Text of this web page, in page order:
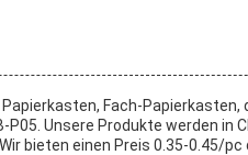
Fach-Papierkasten,
Unsere Produkte werden in
bieten einen Preis 0.35-0.45/pc